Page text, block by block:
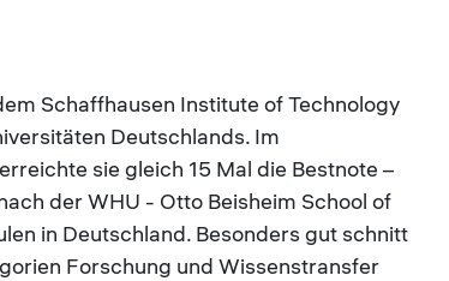
Schaffhausen Institute of Technology
Deutschlands. Im
sie gleich 15 Mal die Bestnote –
der WHU - Otto Beisheim School of
in Deutschland. Besonders gut schnitt
Forschung und Wissenstransfer